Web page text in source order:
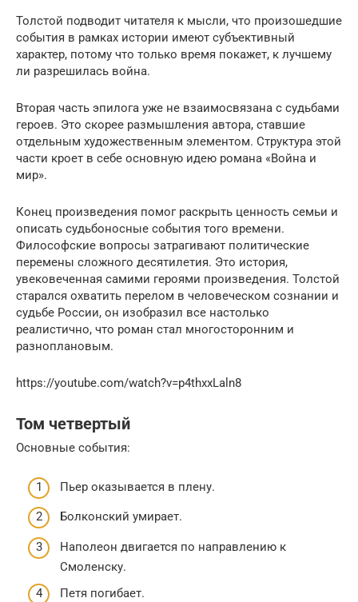
Толстой подводит читателя к мысли, что произошедшие
события в рамках истории имеют субъективный
характер, потому что только время покажет, к лучшему
ли разрешилась война.
Вторая часть эпилога уже не взаимосвязана с судьбами
героев. Это скорее размышления автора, ставшие
отдельным художественным элементом. Структура этой
части кроет в себе основную идею романа «Война и
мир».
Конец произведения помог раскрыть ценность семьи и
описать судьбоносные события того времени.
Философские вопросы затрагивают политические
перемены сложного десятилетия. Это история,
увековеченная самими героями произведения. Толстой
старался охватить перелом в человеческом сознании и
судьбе России, он изобразил все настолько
реалистично, что роман стал многосторонним и
разноплановым.
https://youtube.com/watch?v=p4thxxLaln8
Том четвертый
Основные события:
Пьер оказывается в плену.
Болконский умирает.
Наполеон двигается по направлению к
Смоленску.
Петя погибает.